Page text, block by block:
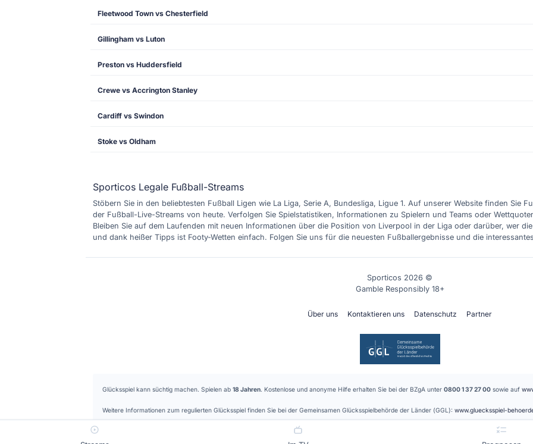
Fleetwood Town vs Chesterfield
Gillingham vs Luton
Preston vs Huddersfield
Crewe vs Accrington Stanley
Cardiff vs Swindon
Stoke vs Oldham
Sporticos Legale Fußball-Streams
Stöbern Sie in den beliebtesten Fußball Ligen wie La Liga, Serie A, Bundesliga, Ligue 1. Auf unserer Website finden Sie
der Fußball-Live-Streams von heute. Verfolgen Sie Spielstatistiken, Informationen zu Spielern und Teams oder
Bleiben Sie auf dem Laufenden mit neuen Informationen über die Position von Liverpool in der Liga oder darüber, wer
und dank heißer Tipps ist Footy-Wetten einfach. Folgen Sie uns für die neuesten Fußballergebnisse und die
Sporticos 2026 ©
Gamble Responsibly 18+
Über uns Kontaktieren uns Datenschutz Partner
Glücksspiel kann süchtig machen. Spielen ab 18 Jahren. Kostenlose und anonyme Hilfe erhalten Sie bei der BZgA unter 0800 1 37 27 00 sowie auf
Weitere Informationen zum regulierten Glücksspiel finden Sie bei der Gemeinsamen Glücksspielbehörde der Länder (GGL): www.gluecksspiel-
Sporticos bewirbt ausschließlich in Deutschland lizenzierte Anbieter. Für die Vermittlung der gelisteten Glücksspielanbieter erhalten wir eine Provision.